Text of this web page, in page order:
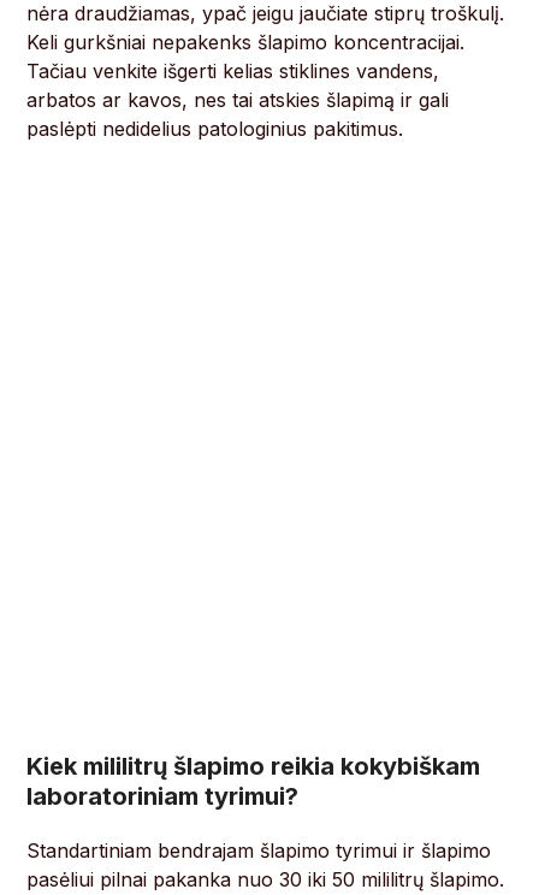
nėra draudžiamas, ypač jeigu jaučiate stiprų troškulį.
Keli gurkšniai nepakenks šlapimo koncentracijai.
Tačiau venkite išgerti kelias stiklines vandens,
arbatos ar kavos, nes tai atskies šlapimą ir gali
paslėpti nedidelius patologinius pakitimus.
Kiek mililitrų šlapimo reikia kokybiškam
laboratoriniam tyrimui?
Standartiniam bendrajam šlapimo tyrimui ir šlapimo
pasėliui pilnai pakanka nuo 30 iki 50 mililitrų šlapimo.